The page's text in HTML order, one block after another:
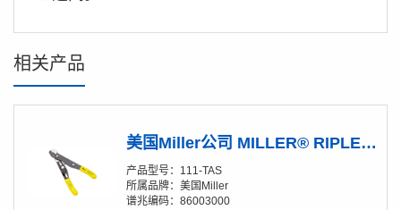
相关产品
美国Miller公司 MILLER® RIPLEY® 111-TAS 拇指调节型电线剥皮剪断钳
产品型号：111-TAS
所属品牌：美国Miller
谱兆编码：86003000